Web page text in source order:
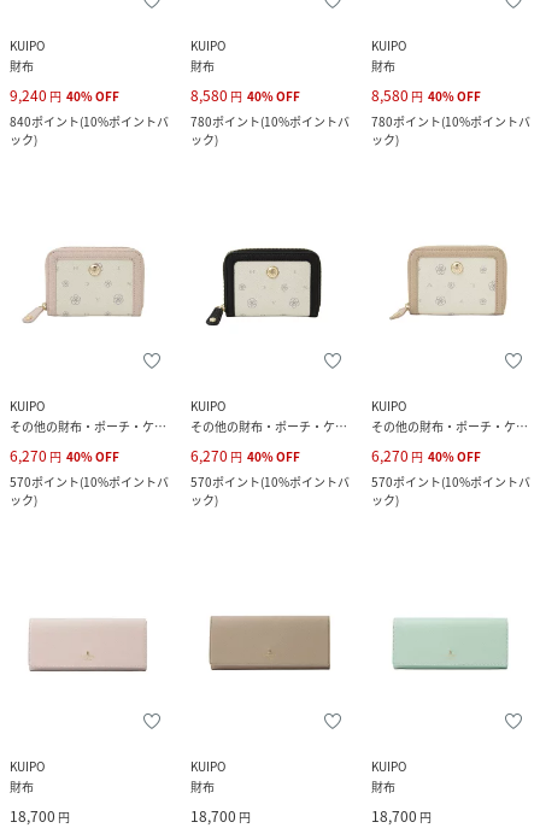
KUIPO
財布
9,240 円 40%OFF
840ポイント(10%ポイントバ
ック)
KUIPO
財布
8,580 円 40%OFF
780ポイント(10%ポイントバ
ック)
KUIPO
財布
8,580 円 40%OFF
780ポイント(10%ポイントバ
ック)
KUIPO
その他の財布・ポーチ・ケース
6,270 円 40%OFF
570ポイント(10%ポイントバ
ック)
KUIPO
その他の財布・ポーチ・ケース
6,270 円 40%OFF
570ポイント(10%ポイントバ
ック)
KUIPO
その他の財布・ポーチ・ケース
6,270 円 40%OFF
570ポイント(10%ポイントバ
ック)
KUIPO
財布
18,700 円
KUIPO
財布
18,700 円
KUIPO
財布
18,700 円